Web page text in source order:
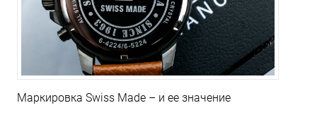
Маркировка Swiss Made – и ее значение